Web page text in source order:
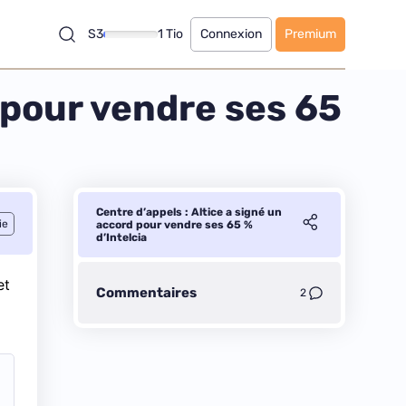
S3 1 Tio Connexion Premium
vendre ses 65
Centre d’appels : Altice a signé un
accord pour vendre ses 65 %
d’Intelcia
Commentaires 2